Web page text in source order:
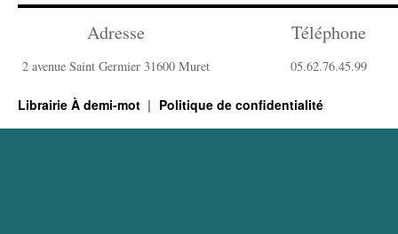
Adresse
2 avenue Saint Germier 31600 Muret
Téléphone
05.62.76.45.99
Librairie À demi-mot Politique de confidentialité